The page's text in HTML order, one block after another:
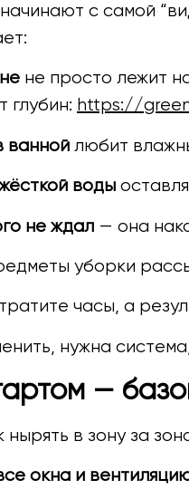
с самой
не просто лежит
глубин: https://
ванной любит
воды
не ждал — она
уборки
часы, а
нужна
—
в зону за
окна и